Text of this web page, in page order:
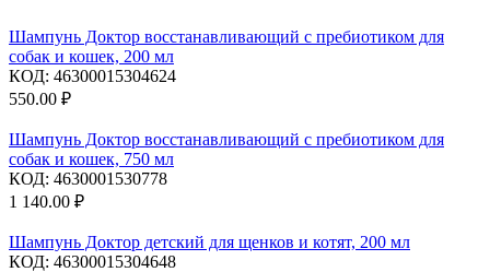
Шампунь Доктор восстанавливающий c пребиотиком для
собак и кошек, 200 мл
КОД: 46300015304624
550.00 ₽
Шампунь Доктор восстанавливающий c пребиотиком для
собак и кошек, 750 мл
КОД: 4630001530778
1 140.00 ₽
Шампунь Доктор детский для щенков и котят, 200 мл
КОД: 46300015304648